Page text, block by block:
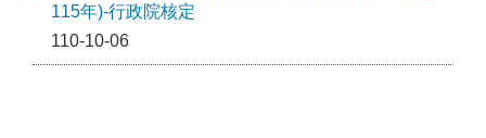
115年)-行政院核定
110-10-06